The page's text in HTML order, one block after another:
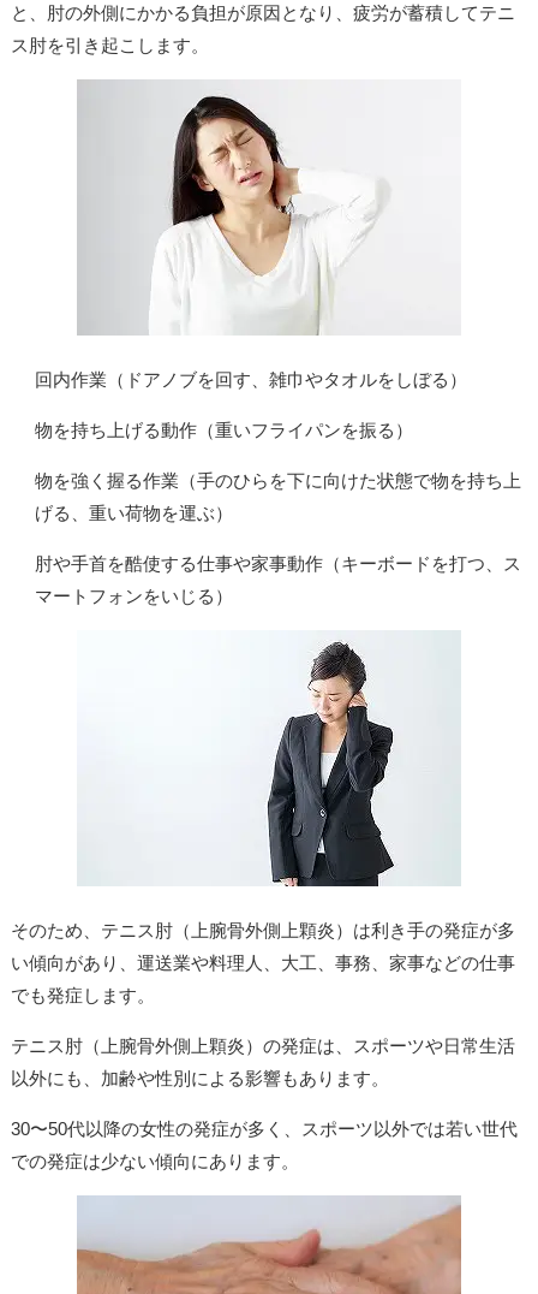
と、肘の外側にかかる負担が原因となり、疲労が蓄積してテニ
ス肘を引き起こします。
回内作業（ドアノブを回す、雑巾やタオルをしぼる）
物を持ち上げる動作（重いフライパンを振る）
物を強く握る作業（手のひらを下に向けた状態で物を持ち上
げる、重い荷物を運ぶ）
肘や手首を酷使する仕事や家事動作（キーボードを打つ、ス
マートフォンをいじる）
そのため、テニス肘（上腕骨外側上顆炎）は利き手の発症が多
い傾向があり、運送業や料理人、大工、事務、家事などの仕事
でも発症します。
テニス肘（上腕骨外側上顆炎）の発症は、スポーツや日常生活
以外にも、加齢や性別による影響もあります。
30〜50代以降の女性の発症が多く、スポーツ以外では若い世代
での発症は少ない傾向にあります。